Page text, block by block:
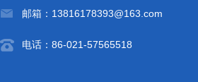
邮箱：13816178393@163.com
电话：86-021-57565518